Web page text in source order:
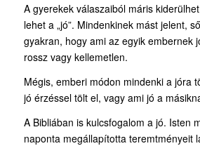
A gyerekek válaszaiból máris
lehet a „jó”. Mindenkinek mást jelent,
gyakran, hogy ami az egyik embernek
rossz vagy kellemetlen.
Mégis, emberi módon mindenki a jóra
jó érzéssel tölt el, vagy ami jó a
A Bibliában is kulcsfogalom a jó. Isten
naponta megállapította teremtményeit